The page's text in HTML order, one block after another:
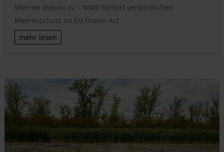
Meeren massiv zu – WWF fordert verbindlichen
Meeresschutz im EU Ocean Act
mehr lesen